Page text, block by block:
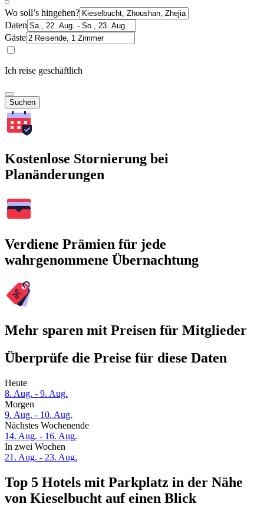
Wo soll’s hingehen?
Daten
Gäste
Ich reise geschäftlich
Suchen
Kostenlose Stornierung bei
Planänderungen
Verdiene Prämien für jede
wahrgenommene Übernachtung
Mehr sparen mit Preisen für Mitglieder
Überprüfe die Preise für diese Daten
Heute
8. Aug. - 9. Aug.
Morgen
9. Aug. - 10. Aug.
Nächstes Wochenende
14. Aug. - 16. Aug.
In zwei Wochen
21. Aug. - 23. Aug.
Top 5 Hotels mit Parkplatz in der Nähe
von Kieselbucht auf einen Blick